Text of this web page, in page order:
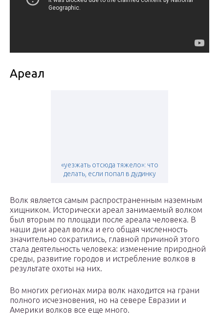
Ареал
«уезжать отсюда тяжело»: что
делать, если попал в дудинку
Волк является самым распространенным наземным
хищником. Исторически ареал занимаемый волком
был вторым по площади после ареала человека. В
наши дни ареал волка и его общая численность
значительно сократились, главной причиной этого
стала деятельность человека: изменение природной
среды, развитие городов и истребление волков в
результате охоты на них.
Во многих регионах мира волк находится на грани
полного исчезновения, но на севере Евразии и
Америки волков все еще много.